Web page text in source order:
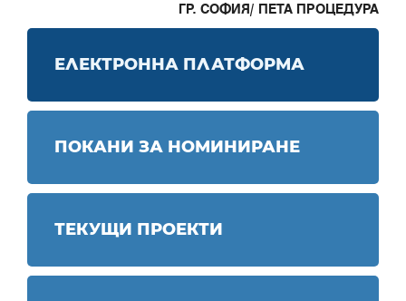
ГР. СОФИЯ/ ПЕТА ПРОЦЕДУРА
ЕЛЕКТРОННА ПЛАТФОРМА
ПОКАНИ ЗА НОМИНИРАНЕ
ТЕКУЩИ ПРОЕКТИ